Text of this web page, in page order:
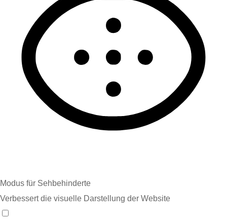
Modus für Sehbehinderte
Verbessert die visuelle Darstellung der Website